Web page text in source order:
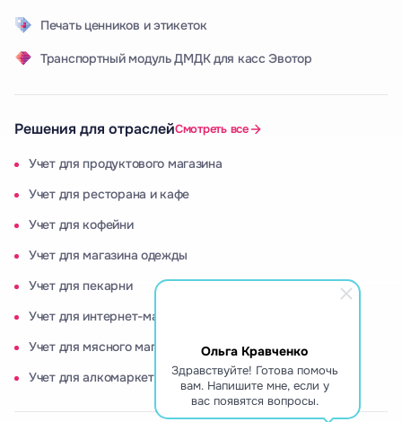
Ольга Кравченко
Здравствуйте! Готова помочь
вам. Напишите мне, если у
вас появятся вопросы.
Печать ценников и этикеток
Транспортный модуль ДМДК для касс Эвотор
Решения для отраслейСмотреть все
Учет для продуктового магазина
Учет для ресторана и кафе
Учет для кофейни
Учет для магазина одежды
Учет для пекарни
Учет для интернет-магазина
Учет для мясного магазина
Учет для алкомаркета